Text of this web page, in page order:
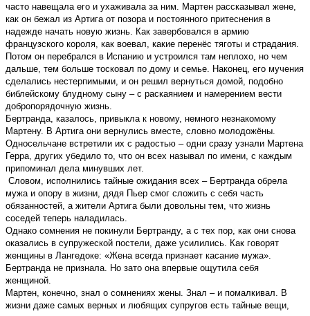
часто навещала его и ухаживала за ним. Мартен рассказывал жене,
как он бежал из Артига от позора и постоянного притеснения в
надежде начать новую жизнь. Как завербовался в армию
французского короля, как воевал, какие перенёс тяготы и страдания.
Потом он перебрался в Испанию и устроился там неплохо, но чем
дальше, тем больше тосковал по дому и семье. Наконец, его мучения
сделались нестерпимыми, и он решил вернуться домой, подобно
библейскому блудному сыну – с раскаянием и намерением вести
добропорядочную жизнь.
Бертранда, казалось, привыкла к новому, немного незнакомому
Мартену. В Артига они вернулись вместе, словно молодожёны.
Односельчане встретили их с радостью – одни сразу узнали Мартена
Герра, других убедило то, что он всех называл по имени, с каждым
припоминал дела минувших лет.
Словом, исполнились тайные ожидания всех – Бертранда обрела
мужа и опору в жизни, дядя Пьер смог сложить с себя часть
обязанностей, а жители Артига были довольны тем, что жизнь
соседей теперь наладилась.
Однако сомнения не покинули Бертранду, а с тех пор, как они снова
оказались в супружеской постели, даже усилились. Как говорят
женщины в Лангедоке: «Жена всегда признает касание мужа».
Бертранда не признала. Но зато она впервые ощутила себя
женщиной.
Мартен, конечно, знал о сомнениях жены. Знал – и помалкивал. В
жизни даже самых верных и любящих супругов есть тайные вещи,